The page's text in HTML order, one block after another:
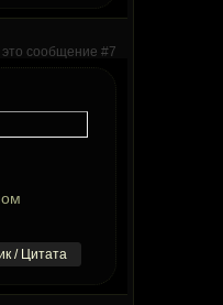
/ Цитата